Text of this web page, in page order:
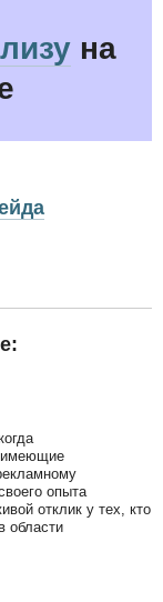
на
имеющие
опыта
отклик у тех, кто
области